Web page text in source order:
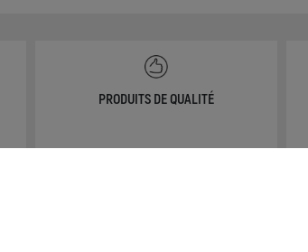
PRODUITS DE QUALITÉ